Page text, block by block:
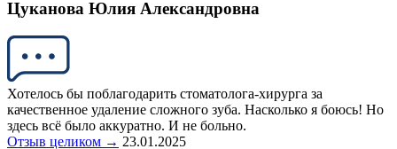
Цуканова Юлия Александровна
Хотелось бы поблагодарить стоматолога-хирурга за
качественное удаление сложного зуба. Насколько я боюсь! Но
здесь всё было аккуратно. И не больно.
Отзыв целиком → 23.01.2025